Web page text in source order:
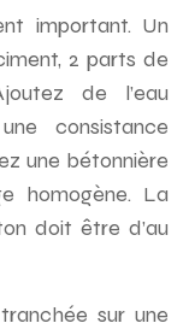
important. Un
2 parts de
de l’eau
consistance
une bétonnière
homogène. La
doit être d’au
sur une